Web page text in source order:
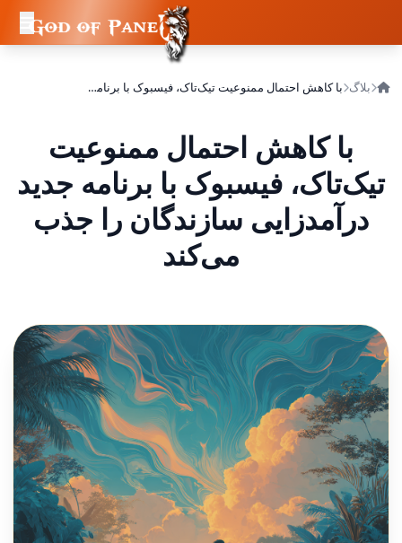
بلاگ با کاهش احتمال ممنوعیت تیک‌تاک، فیسبوک با برنامه جدید درآمدزایی سازندگان را جذب می‌کند
با کاهش احتمال ممنوعیت
تیک‌تاک، فیسبوک با برنامه جدید
درآمدزایی سازندگان را جذب
می‌کند